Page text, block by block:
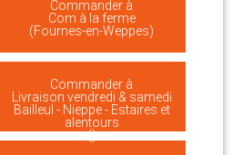
Commander à
Com à la ferme
(Fournes-en-Weppes)
Commander à
Livraison vendredi & samedi
Bailleul - Nieppe - Estaires et
alentours
()